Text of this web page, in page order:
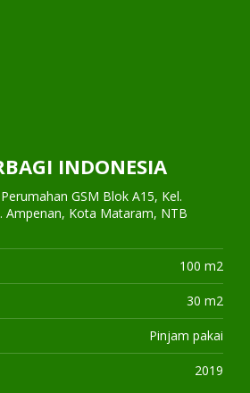
INDONESIA
GSM Blok A15, Kel.
Ampenan, Kota Mataram, NTB
100 m2
30 m2
Pinjam pakai
2019